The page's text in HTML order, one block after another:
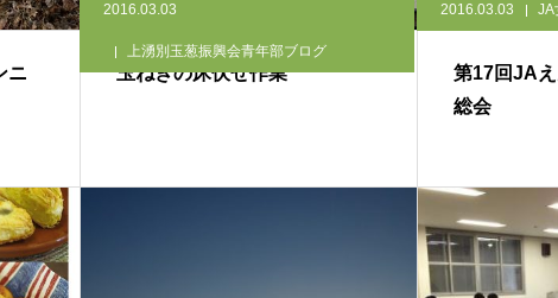
ニ
2016.03.03
上湧別玉葱振興会青年部ブログ
玉ねぎの床伏せ作業
2016.03.03 JA
第17回JA
総会